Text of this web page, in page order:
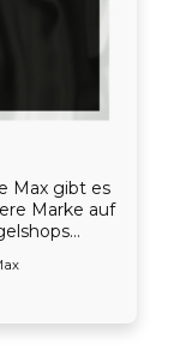
Max gibt es
Marke auf